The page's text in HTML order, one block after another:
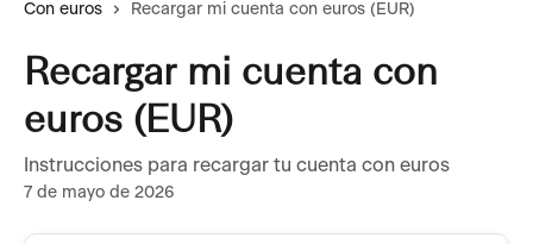
Con euros
Recargar mi cuenta con euros (EUR)
Recargar mi cuenta con
euros (EUR)
Instrucciones para recargar tu cuenta con euros
7 de mayo de 2026